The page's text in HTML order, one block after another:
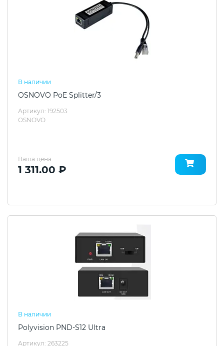
В наличии
OSNOVO PoE Splitter/3
Артикул: 192503
OSNOVO
Ваша цена
1 311.00 ₽
В наличии
Polyvision PND-S12 Ultra
Артикул: 263225